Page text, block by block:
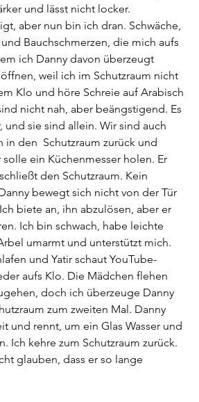
und lässt nicht locker.
aber nun bin ich dran. Schwäche,
Bauchschmerzen, die mich aufs
ich Danny davon überzeugt
weil ich im Schutzraum nicht
Klo und höre Schreie auf Arabisch
nicht nah, aber beängstigend. Es
und sie sind allein. Wir sind auch
in den  Schutzraum zurück und
solle ein Küchenmesser holen. Er
den Schutzraum. Kein
bewegt sich nicht von der Tür
biete an, ihn abzulösen, aber er
Ich bin schwach, habe leichte
umarmt und unterstützt mich.
und Yatir schaut YouTube-
aufs Klo. Die Mädchen flehen
doch ich überzeuge Danny
zum zweiten Mal. Danny
und rennt, um ein Glas Wasser und
Ich kehre zum Schutzraum zurück.
glauben, dass er so lange